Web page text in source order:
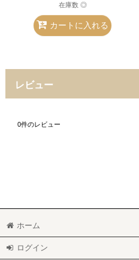
在庫数 ◎
カートに入れる
レビュー
0件のレビュー
ホーム
ログイン